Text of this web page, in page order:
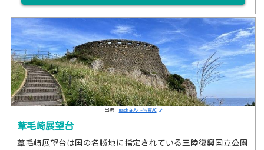
出典： madkさん -写真AC
葦毛崎展望台
葦毛崎展望台は国の名勝地に指定されている三陸復興国立公園